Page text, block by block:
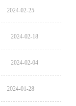
2024-02-25
2024-02-18
2024-02-04
2024-01-28